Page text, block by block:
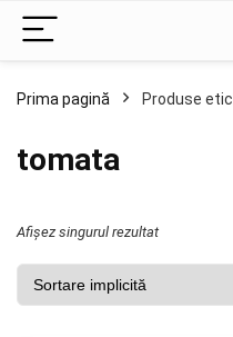
Prima pagină Produse
tomata
Afișez singurul rezultat